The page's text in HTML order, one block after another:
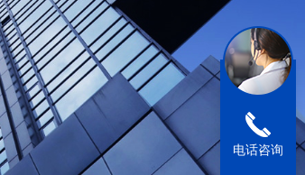
电话咨询